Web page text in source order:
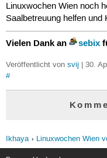
Linuxwochen Wien noch
Saalbetreuung helfen und
Vielen Dank an sebix
Veröffentlicht von svij | 30.
#
Ikhaya Linuxwochen Wien